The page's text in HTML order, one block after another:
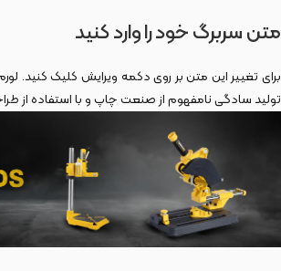
متن سربرگ خود را وارد کنید
برای تغییر این متن بر روی دکمه ویرایش کلیک کنید.
تولید سادگی نامفهوم از صنعت چاپ و با استفاده از